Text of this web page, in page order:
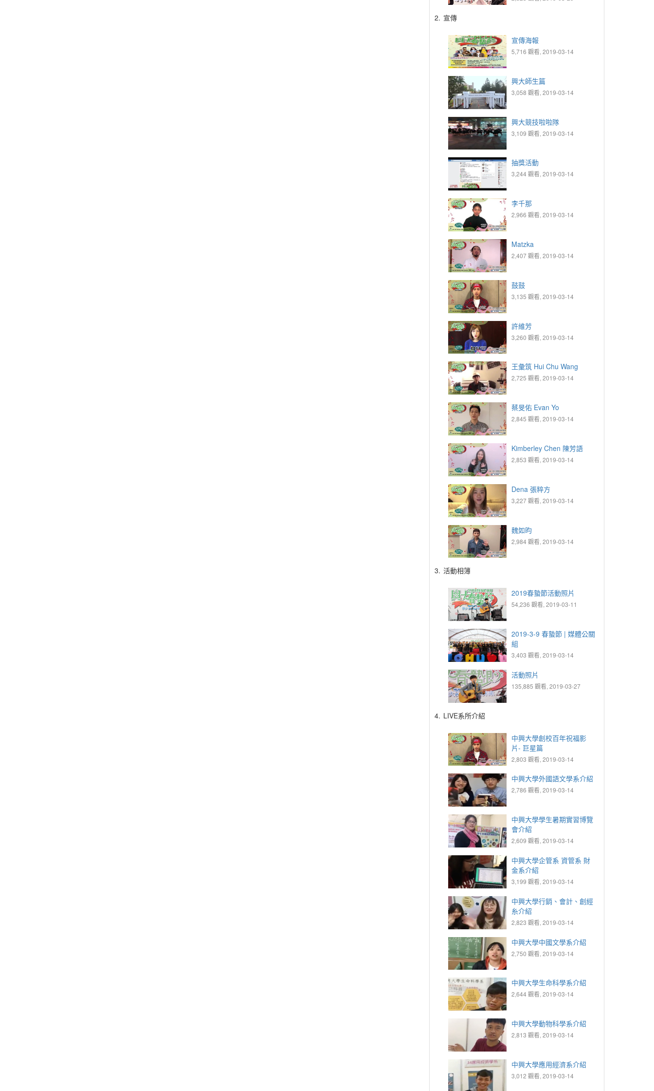
2. 宣傳
宣傳海報
5,716 觀看, 2019-03-14
興大師生篇
3,058 觀看, 2019-03-14
興大競技啦啦隊
3,109 觀看, 2019-03-14
抽獎活動
3,244 觀看, 2019-03-14
李千那
2,966 觀看, 2019-03-14
Matzka
2,407 觀看, 2019-03-14
鼓鼓
3,135 觀看, 2019-03-14
許維芳
3,260 觀看, 2019-03-14
王彙筑 Hui Chu Wang
2,725 觀看, 2019-03-14
蔡旻佑 Evan Yo
2,845 觀看, 2019-03-14
Kimberley Chen 陳芳語
2,853 觀看, 2019-03-14
Dena 張粹方
3,227 觀看, 2019-03-14
魏如昀
2,984 觀看, 2019-03-14
3. 活動相簿
2019春蟄節活動照片
54,236 觀看, 2019-03-11
2019-3-9 春蟄節 | 媒體公關
組
3,403 觀看, 2019-03-14
活動照片
135,885 觀看, 2019-03-27
4. LIVE系所介紹
中興大學創校百年祝福影
片- 巨星篇
2,803 觀看, 2019-03-14
中興大學外國語文學系介紹
2,786 觀看, 2019-03-14
中興大學學生暑期實習博覽
會介紹
2,609 觀看, 2019-03-14
中興大學企管系 資管系 財
金系介紹
3,199 觀看, 2019-03-14
中興大學行銷、會計、創經
糸介紹
2,823 觀看, 2019-03-14
中興大學中國文學系介紹
2,750 觀看, 2019-03-14
中興大學生命科學系介紹
2,644 觀看, 2019-03-14
中興大學動物科學系介紹
2,813 觀看, 2019-03-14
中興大學應用經濟系介紹
3,012 觀看, 2019-03-14